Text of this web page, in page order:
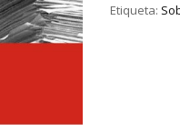
Etiqueta: